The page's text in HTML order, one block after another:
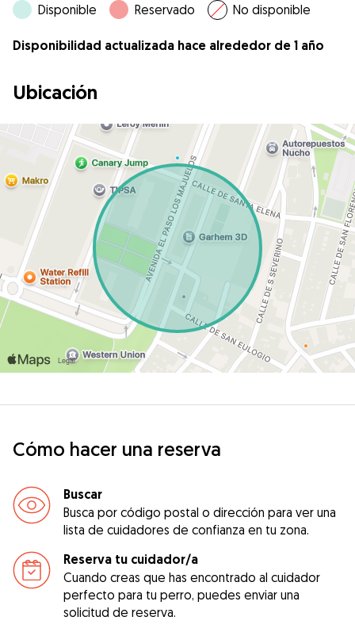
Disponible Reservado No disponible
Disponibilidad actualizada hace alrededor de 1 año
Ubicación
Cómo hacer una reserva
Buscar
Busca por código postal o dirección para ver una
lista de cuidadores de confianza en tu zona.
Reserva tu cuidador/a
Cuando creas que has encontrado al cuidador
perfecto para tu perro, puedes enviar una
solicitud de reserva.